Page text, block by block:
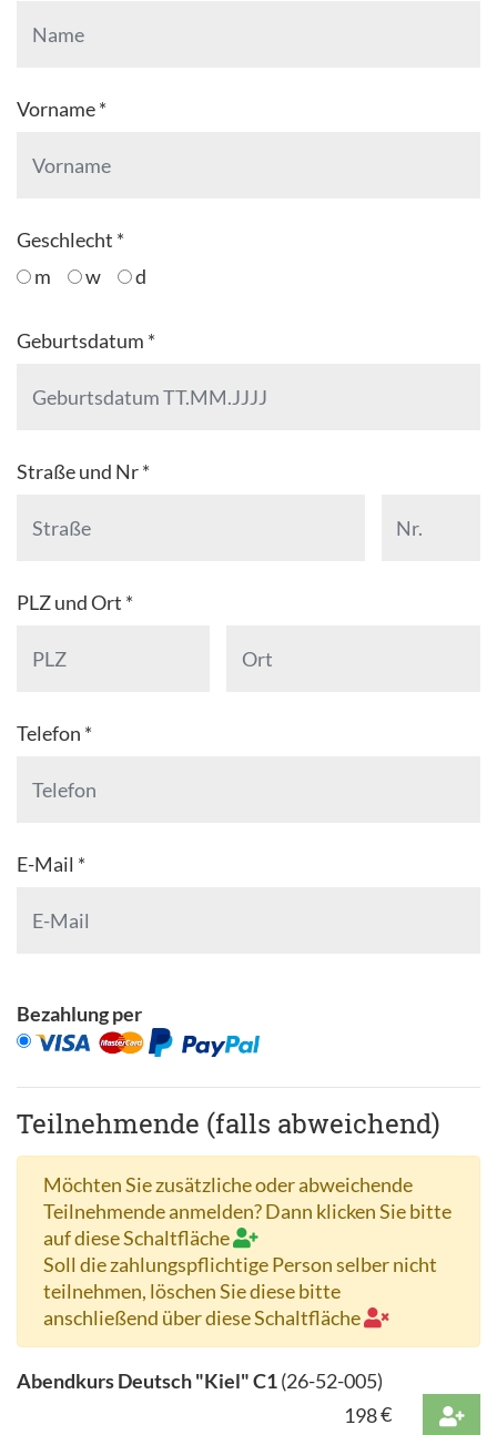
Vorname *
Geschlecht *
m
w d
Geburtsdatum *
Straße und Nr *
PLZ und Ort *
Telefon *
E-Mail *
Bezahlung per
Teilnehmende (falls abweichend)
Möchten Sie zusätzliche oder abweichende
Teilnehmende anmelden? Dann klicken Sie bitte
auf diese Schaltfläche
Soll die zahlungspflichtige Person selber nicht
teilnehmen, löschen Sie diese bitte
anschließend über diese Schaltfläche
Abendkurs Deutsch "Kiel" C1(26-52-005)
198€